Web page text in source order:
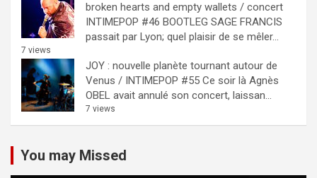
broken hearts and empty wallets / concert
INTIMEPOP #46 BOOTLEG SAGE FRANCIS
passait par Lyon; quel plaisir de se mêler...
7 views
JOY : nouvelle planète tournant autour de
Venus / INTIMEPOP #55 Ce soir là Agnès
OBEL avait annulé son concert, laissan...
7 views
You may Missed